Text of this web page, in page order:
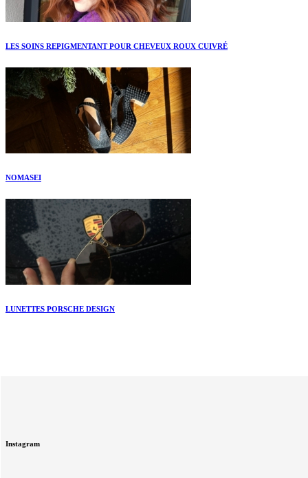
LES SOINS REPIGMENTANT POUR CHEVEUX ROUX CUIVRÉ
NOMASEI
LUNETTES PORSCHE DESIGN
Instagram